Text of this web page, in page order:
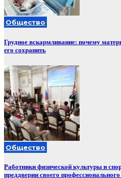
Общество
Грудное вскармливание: почему
его сохранить
Общество
Работники физической культуры и
преддверии своего